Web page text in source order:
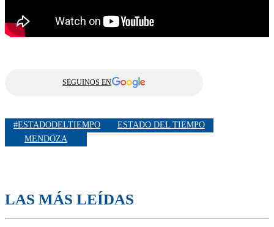
SEGUINOS EN
#ESTADODELTIEMPO
ESTADO DEL TIEMPO
MENDOZA
LAS MÁS LEÍDAS